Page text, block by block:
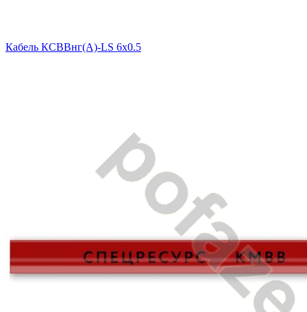
Кабель КСВВнг(A)-LS 6x0.5